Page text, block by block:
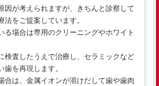
因が考えられますが、きちんと診察して
をご提案しています。
る場合は専用のクリーニングやホワイト
検査したうえで治療し、セラミックなど
を再現します。
合は、金属イオンが溶けだして歯や歯肉